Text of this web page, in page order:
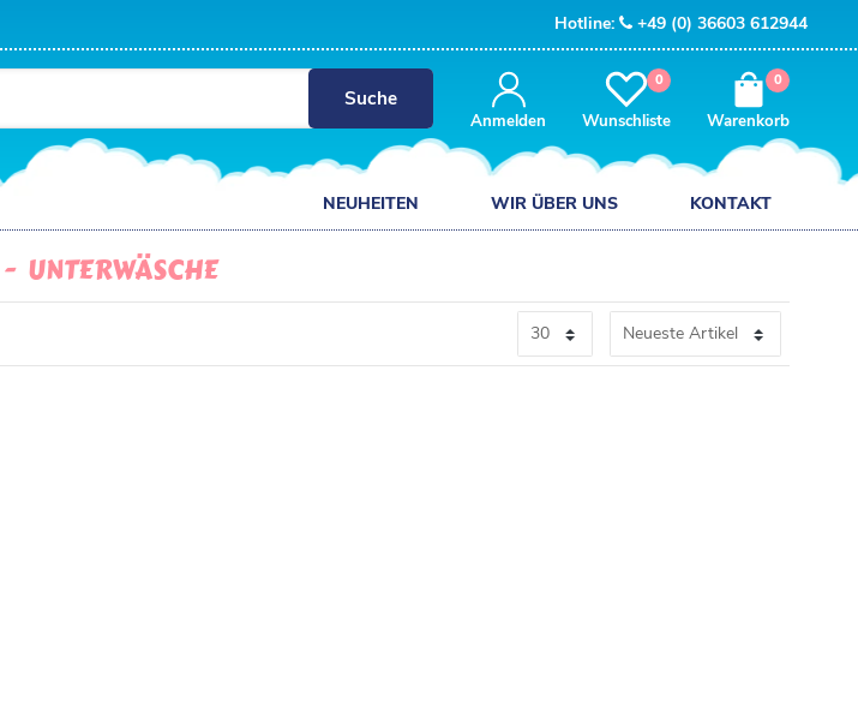
Hotline: +49 (0) 36603 612944
Suche
Anmelden
0
Wunschliste
0
Warenkorb
KONTAKT
WIR ÜBER UNS
NEUHEITEN
UNTERWÄSCHE